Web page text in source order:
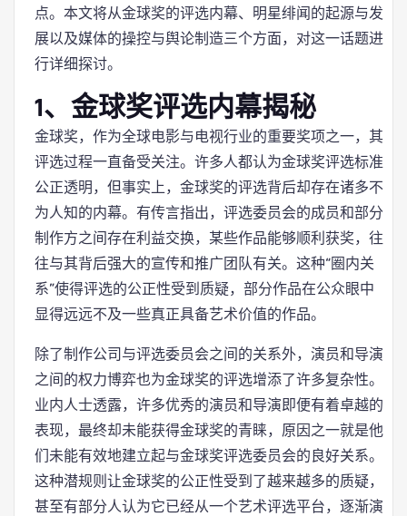
点。本文将从金球奖的评选内幕、明星绯闻的起源与发
展以及媒体的操控与舆论制造三个方面，对这一话题进
行详细探讨。
1、金球奖评选内幕揭秘
金球奖，作为全球电影与电视行业的重要奖项之一，其
评选过程一直备受关注。许多人都认为金球奖评选标准
公正透明，但事实上，金球奖的评选背后却存在诸多不
为人知的内幕。有传言指出，评选委员会的成员和部分
制作方之间存在利益交换，某些作品能够顺利获奖，往
往与其背后强大的宣传和推广团队有关。这种“圈内关
系”使得评选的公正性受到质疑，部分作品在公众眼中
显得远远不及一些真正具备艺术价值的作品。
除了制作公司与评选委员会之间的关系外，演员和导演
之间的权力博弈也为金球奖的评选增添了许多复杂性。
业内人士透露，许多优秀的演员和导演即便有着卓越的
表现，最终却未能获得金球奖的青睐，原因之一就是他
们未能有效地建立起与金球奖评选委员会的良好关系。
这种潜规则让金球奖的公正性受到了越来越多的质疑，
甚至有部分人认为它已经从一个艺术评选平台，逐渐演